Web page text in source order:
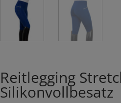
Reitlegging
Silikonvollbesatz